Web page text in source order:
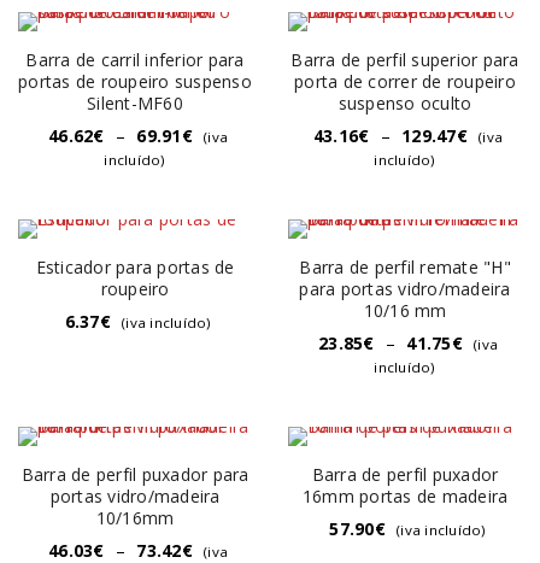
Barra de carril inferior para
portas de roupeiro suspenso
Silent-MF60
46.62€ – 69.91€
(iva
incluído)
Barra de perfil superior para
porta de correr de roupeiro
suspenso oculto
43.16€ – 129.47€
(iva
incluído)
Esticador para portas de
roupeiro
6.37€ (iva incluído)
Barra de perfil remate "H"
para portas vidro/madeira
10/16 mm
23.85€ – 41.75€
(iva
incluído)
Barra de perfil puxador para
portas vidro/madeira
10/16mm
46.03€ – 73.42€
(iva
Barra de perfil puxador
16mm portas de madeira
57.90€ (iva incluído)